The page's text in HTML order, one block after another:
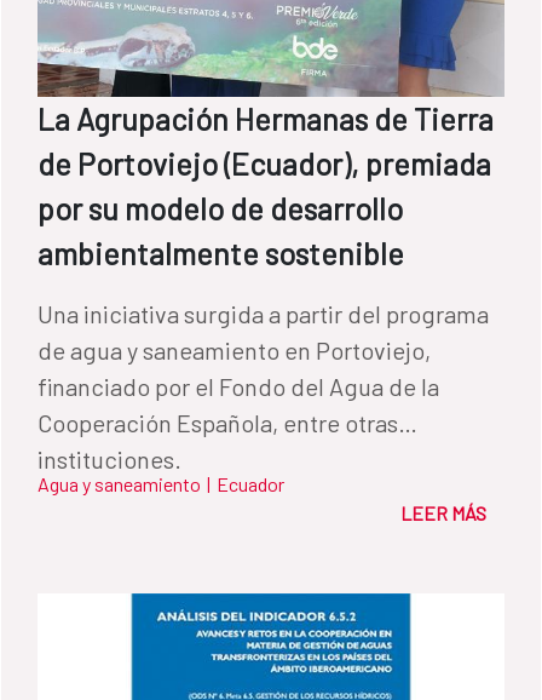
La Agrupación Hermanas de Tierra
de Portoviejo (Ecuador), premiada
por su modelo de desarrollo
ambientalmente sostenible
Una iniciativa surgida a partir del programa
de agua y saneamiento en Portoviejo,
financiado por el Fondo del Agua de la
Cooperación Española, entre otras
instituciones.
Agua y saneamiento | Ecuador
LEER MÁS